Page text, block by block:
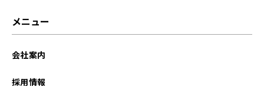
メニュー
会社案内
採用情報